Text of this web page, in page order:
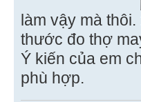
làm vậy mà thôi.
thước đo thợ
Ý kiến của em
phù hợp.